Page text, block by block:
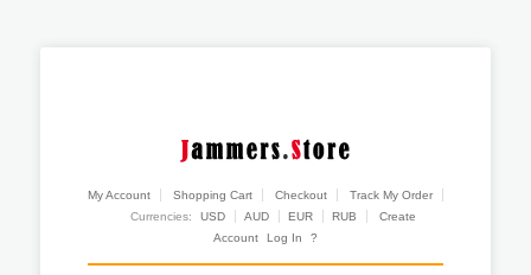
My Account Shopping Cart Checkout
Track My Order
Currencies:
USD AUD EUR RUB
Create
Account
Log In ?